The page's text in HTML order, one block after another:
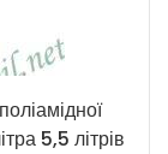
5,5 літрів